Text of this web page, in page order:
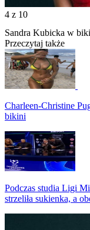
4 z 10
Sandra Kubicka w
Przeczytaj także
Charleen-Christine
bikini
Podczas studia Ligi
strzeliła sukienka, a